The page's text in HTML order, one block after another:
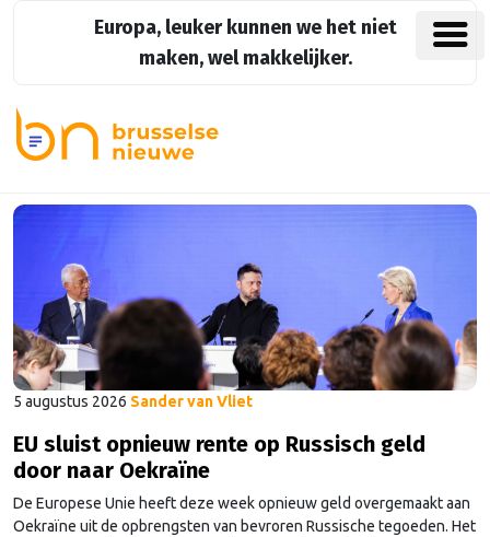
Europa, leuker kunnen we het niet
maken, wel makkelijker.
5 augustus 2026 Sander van Vliet
EU sluist opnieuw rente op Russisch geld
door naar Oekraïne
De Europese Unie heeft deze week opnieuw geld overgemaakt aan
Oekraïne uit de opbrengsten van bevroren Russische tegoeden. Het